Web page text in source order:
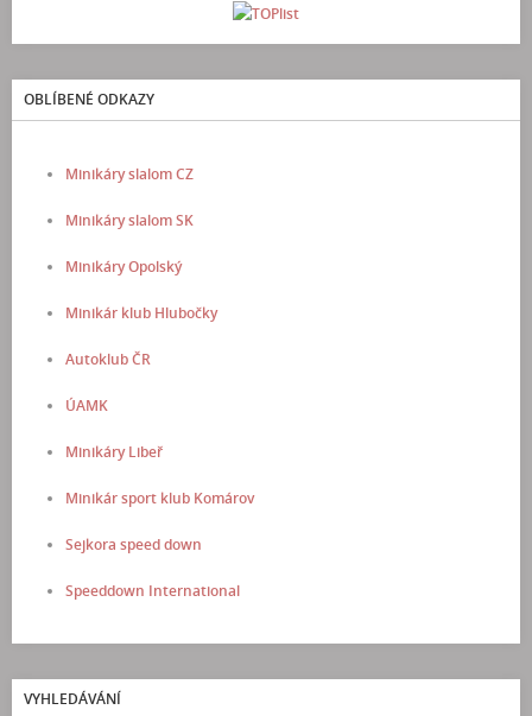
OBLÍBENÉ ODKAZY
Minikáry slalom CZ
Minikáry slalom SK
Minikáry Opolský
Minikár klub Hlubočky
Autoklub ČR
ÚAMK
Minikáry Libeř
Minikár sport klub Komárov
Sejkora speed down
Speeddown International
VYHLEDÁVÁNÍ